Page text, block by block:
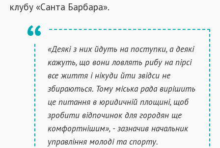
клубу «Санта Барбара».
«Деякі з них йдуть на поступки, а деякі
кажуть, що вони ловлять рибу на пірсі
все життя і нікуди йти звідси не
збираються. Тому міська рада вирішить
це питання в юридичній площині, щоб
зробити відпочинок для городян ще
комфортнішим», - зазначив начальник
управління молоді та спорту.